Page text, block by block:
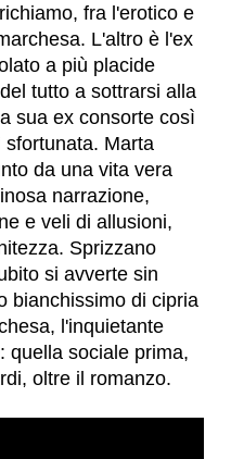
fra l'erotico e
L'altro è l'ex
a più placide
tutto a sottrarsi alla
sua ex consorte così
Marta
da una vita vera
narrazione,
e veli di allusioni,
Sprizzano
si avverte sin
bianchissimo di cipria
l'inquietante
quella sociale prima,
oltre il romanzo.